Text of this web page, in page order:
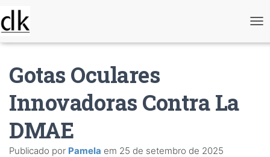
Gotas Oculares
Innovadoras Contra La
DMAE
Publicado por Pamela em 25 de setembro de 2025